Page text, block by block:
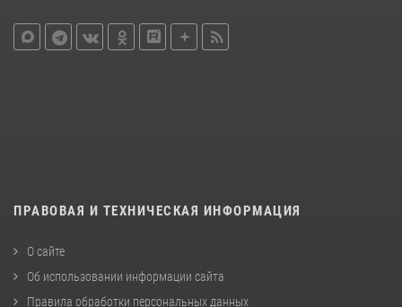
ПРАВОВАЯ И ТЕХНИЧЕСКАЯ ИНФОРМАЦИЯ
О сайте
Об использовании информации сайта
Правила обработки персональных данных